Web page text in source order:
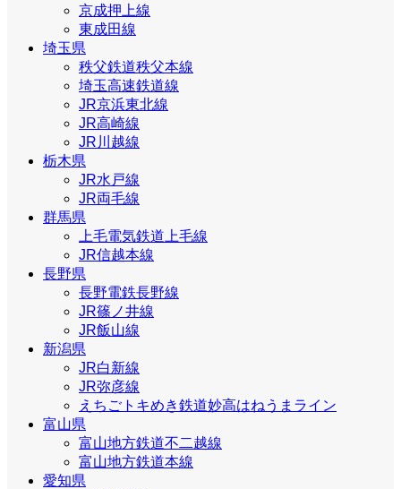
京成押上線
東成田線
埼玉県
秩父鉄道秩父本線
埼玉高速鉄道線
JR京浜東北線
JR高崎線
JR川越線
栃木県
JR水戸線
JR両毛線
群馬県
上毛電気鉄道上毛線
JR信越本線
長野県
長野電鉄長野線
JR篠ノ井線
JR飯山線
新潟県
JR白新線
JR弥彦線
えちごトキめき鉄道妙高はねうまライン
富山県
富山地方鉄道不二越線
富山地方鉄道本線
愛知県